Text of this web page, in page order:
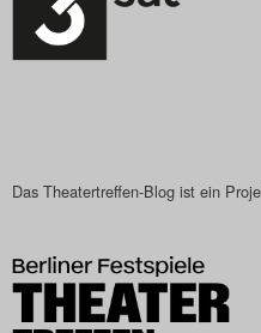
Das
Das
Das Theatertreffen-Blog ist ein